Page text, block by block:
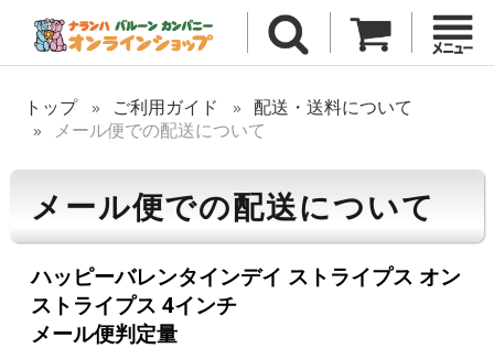
トップ ご利用ガイド
配送・送料について
メール便での配送について
メール便での配送について
ハッピーバレンタインデイ ストライプス オン
ストライプス 4インチ
メール便判定量